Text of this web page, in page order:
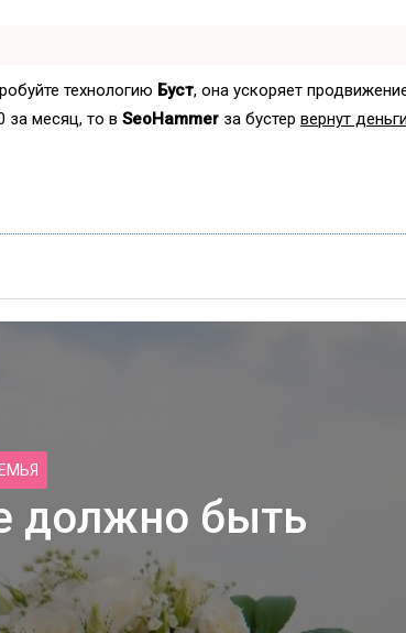
технологию Буст, она ускоряет
за месяц, то в SeoHammer за бустер вернут
должно быть